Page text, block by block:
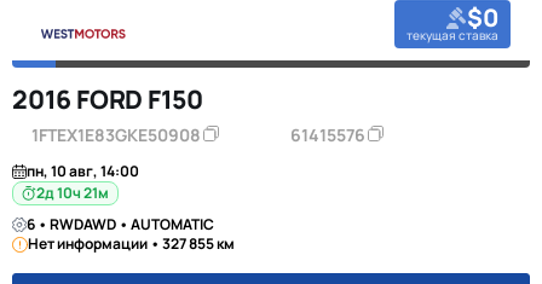
$0
текущая ставка
2016 FORD F150
1FTEX1E83GKE50908 61415576
пн, 10 авг, 14:00
2д 10ч 21м
6 • RWDAWD • AUTOMATIC
Нет информации • 327 855 км